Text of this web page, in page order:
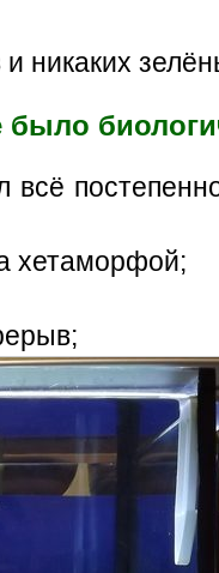
никаких
хетаморфой;